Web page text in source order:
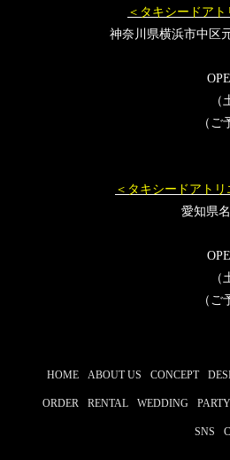
＜タキシードア
神奈川県横浜市中区
（
＜タキシードアト
愛知県
（ご
HOME ABOUT US CONCEPT
ORDER RENTAL WEDDING
SNS